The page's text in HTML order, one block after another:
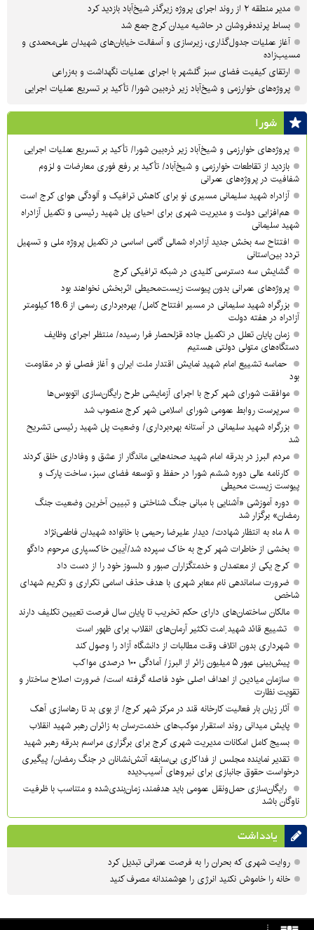
مدیر منطقه ۲ از روند اجرای پروژه زیرگذر شیخ‌آباد بازدید کرد
بساط پرنده‌فروشان در حاشیه میدان کرج جمع شد
آغاز عملیات جدول‌گذاری، زیرسازی و آسفالت خیابان‌های شهیدان علی‌محمدی و
مسیب‌زاده
ارتقای کیفیت فضای سبز گلشهر با اجرای عملیات نگهداشت و به‌زراعی
پروژه‌های خوارزمی و شیخ‌آباد زیر ذره‌بین شورا/ تأکید بر تسریع عملیات اجرایی
شورا
پروژه‌های خوارزمی و شیخ‌آباد زیر ذره‌بین شورا/ تأکید بر تسریع عملیات اجرایی
بازدید از تقاطعات خوارزمی و شیخ‌آباد/ تأکید بر رفع فوری معارضات و لزوم
شفافیت در پروژه‌های عمرانی
آزادراه شهید سلیمانی مسیری نو برای کاهش ترافیک و آلودگی هوای کرج است
هم‌افزایی دولت و مدیریت شهری برای احیای پل شهید رئیسی و تکمیل آزادراه
شهید سلیمانی
افتتاح سه بخش جدید آزادراه شمالی گامی اساسی در تکمیل پروژه ملی و تسهیل
تردد بین‌استانی
گشایش سه دسترسی کلیدی در شبکه ترافیکی کرج
پروژه‌های عمرانی بدون پیوست زیست‌محیطی اثربخش نخواهند بود
بزرگراه شهید سلیمانی در مسیر افتتاح کامل/ بهره‌برداری رسمی از 18.6 کیلومتر
آزادراه در هفته دولت
زمان پایان تعلل در تکمیل جاده قزلحصار فرا رسیده/ منتظر اجرای وظایف
دستگاه‌های متولی دولتی هستیم
حماسه تشییع امام شهید نمایش اقتدار ملت ایران و آغاز فصلی نو در مقاومت
بود
موافقت شورای شهر کرج با اجرای آزمایشی طرح رایگان‌سازی اتوبوس‌ها
سرپرست روابط عمومی شورای اسلامی شهر کرج منصوب شد
بزرگراه شهید سلیمانی در آستانه بهره‌برداری/ وضعیت پل شهید رئیسی تشریح
شد
مردم البرز در بدرقه امام شهید صحنه‌هایی ماندگار از عشق و وفاداری خلق کردند
کارنامه عالی دوره ششم شورا در حفظ و توسعه فضای سبز، ساخت پارک و
پیوست زیست محیطی
دوره آموزشی «آشنایی با مبانی جنگ شناختی و تبیین آخرین وضعیت جنگ
رمضان» برگزار شد
۸ ماه به انتظار شهادت/ دیدار علیرضا رحیمی با خانواده شهیدان فاطمی‌نژاد
بخشی از خاطرات شهر کرج به خاک سپرده شد/آیین خاکسپاری مرحوم دادگو
کرج یکی از معتمدان و خدمتگزاران صبور و دلسوز خود را از دست داد
ضرورت ساماندهی نام‌ معابر شهری با هدف حذف اسامی تکراری و تکریم شهدای
شاخص
مالکان ساختمان‌های دارای حکم تخریب تا پایان سال فرصت تعیین تکلیف دارند
تشییع قائد شهید ِامت تکثیر آرمان‌های انقلاب برای ظهور است
شهرداری بدون اتلاف وقت مطالبات از دانشگاه آزاد را وصول کند
پیش‌بینی عبور ۵ میلیون زائر از البرز/ آمادگی ۱۰۰ درصدی مواکب
سازمان میادین از اهداف اصلی خود فاصله گرفته است/ ضرورت اصلاح ساختار و
تقویت نظارت
آثار زیان بار فعالیت کارخانه قند در مرکز شهر کرج/ از بوی بد تا رهاسازی آهک
پایش میدانی روند استقرار موکب‌های خدمت‌رسان به زائران رهبر شهید انقلاب
بسیج کامل امکانات مدیریت شهری کرج برای برگزاری مراسم بدرقه رهبر شهید
تقدیر نماینده مجلس از فداکاری بی‌سابقه آتش‌نشانان در جنگ رمضان/ پیگیری
درخواست حقوق جانبازی برای نیروهای آسیب‌دیده
رایگان‌سازی حمل‌ونقل عمومی باید هدفمند، زمان‌بندی‌شده و متناسب با ظرفیت
ناوگان باشد
یادداشت
روایت شهری که بحران را به فرصت عمرانی تبدیل کرد
خانه را خاموش نکنید انرژی را هوشمندانه مصرف کنید